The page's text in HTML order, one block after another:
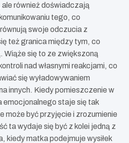
również doświadczają
tego, co
swoje odczucia z
też granica między tym, co
Wiąże się to ze zwiększoną
nad własnymi reakcjami, co
się wyładowywaniem
innych. Kiedy pomieszczenie w
emocjonalnego staje się tak
może być przyjęcie i zrozumienie
ta wydaje się być z kolei jedną z
kiedy matka podejmuje wysiłek